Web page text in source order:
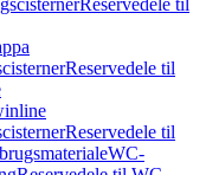
Reservedele til
Reservedele til
Reservedele til
WC-